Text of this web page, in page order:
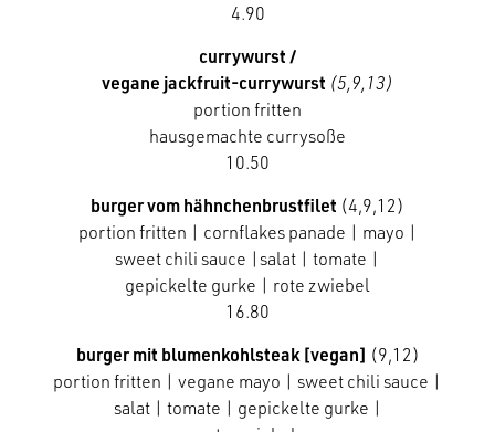
4.90
currywurst /
vegane jackfruit-currywurst (5,9,13)
portion fritten
hausgemachte currysoße
10.50
burger vom hähnchenbrustfilet (4,9,12)
portion fritten | cornflakes panade | mayo |
sweet chili sauce |salat | tomate |
gepickelte gurke | rote zwiebel
16.80
burger mit blumenkohlsteak [vegan] (9,12)
portion fritten | vegane mayo | sweet chili sauce |
salat | tomate | gepickelte gurke |